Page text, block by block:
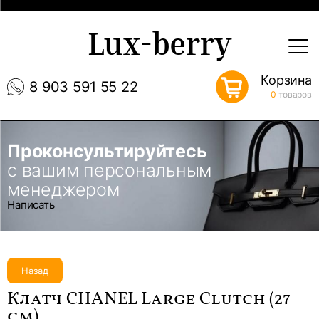
8 903 591 55 22
Lux-berry
Корзина
0 товаров
Проконсультируйтесь
с вашим персональным
менеджером
Написать
Назад
Клатч CHANEL Large Clutch (27